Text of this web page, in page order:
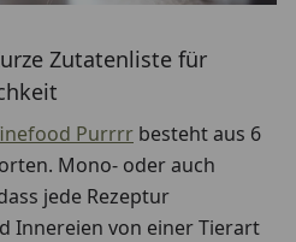
Zutatenliste für
Purrrr besteht aus 6
Mono- oder auch
jede Rezeptur
Innereien von einer Tierart